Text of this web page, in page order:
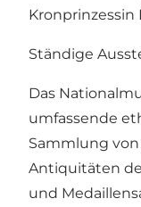
Kronprinzessin
Ständige
Das
umfassende
Sammlung
Antiquitäten
und